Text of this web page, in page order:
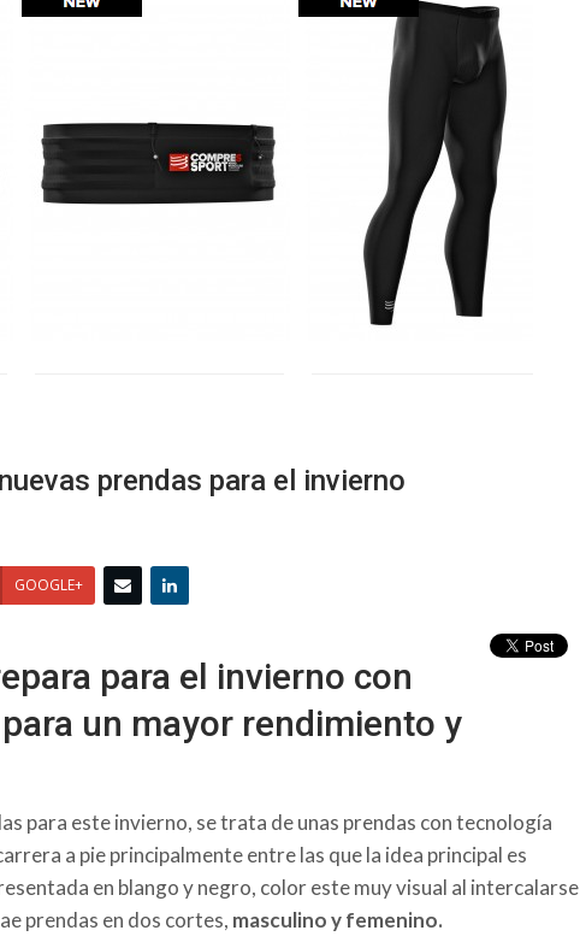
prendas para el invierno
GOOGLE+
para el invierno con
un mayor rendimiento y
para este invierno, se trata de unas prendas con tecnología
a pie principalmente entre las que la idea principal es
en blango y negro, color este muy visual al intercalarse
prendas en dos cortes, masculino y femenino.